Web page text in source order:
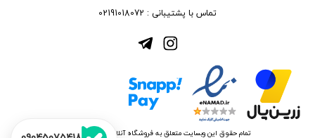
تماس با پشتیبانی : 02191018072
تمام حقوق این وبسایت متعلق به فروشگاه آنلاین نیلتو می باشد